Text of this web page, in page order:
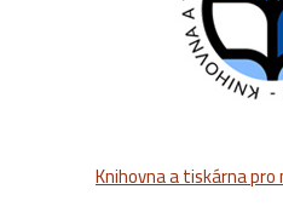
Knihovna a tiskárna pro